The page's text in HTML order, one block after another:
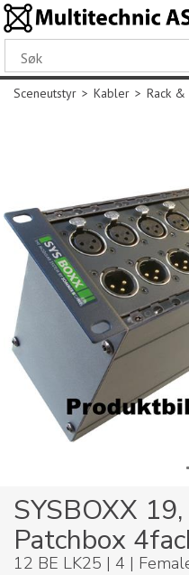
Sceneutstyr>Kabler>Rack
SYSBOXX
Patchbox
12 BE LK25 | 4 |